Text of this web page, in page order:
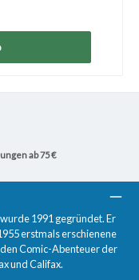
ab 75 €
1991 gegründet. Er
erstmals erschienene
Comic-Abenteuer der
und Califax.